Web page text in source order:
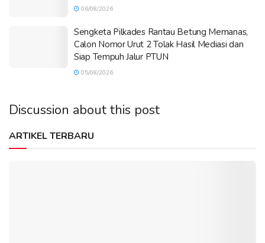
06/08/2026
Sengketa Pilkades Rantau Betung Memanas,
Calon Nomor Urut 2 Tolak Hasil Mediasi dan
Siap Tempuh Jalur PTUN
05/08/2026
Discussion about this post
ARTIKEL TERBARU